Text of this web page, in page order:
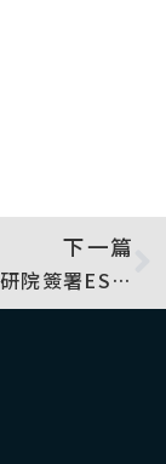
下一篇
屏科大與商研院簽署ESG領域課程及認證合作備忘錄